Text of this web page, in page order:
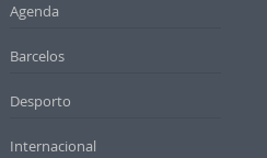
Agenda
Barcelos
Desporto
Internacional